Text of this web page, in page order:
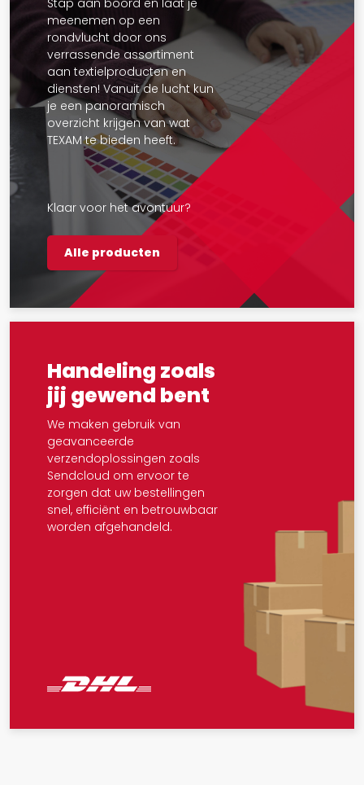
meenemen op een
rondvlucht door ons
verrassende assortiment
aan textielproducten en
diensten! Vanuit de lucht kun
je een panoramisch
overzicht krijgen van wat
TEXAM te bieden heeft.
Klaar voor het avontuur?
Alle producten
Handeling zoals
jij gewend bent
We maken gebruik van
geavanceerde
verzendoplossingen zoals
Sendcloud om ervoor te
zorgen dat uw bestellingen
snel, efficiënt en betrouwbaar
worden afgehandeld.